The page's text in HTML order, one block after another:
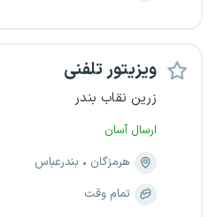
ویزیتور تلفنی
زرین نقاب بندر
ارسال آسان
هرمزگان
بندرعباس
تمام وقت